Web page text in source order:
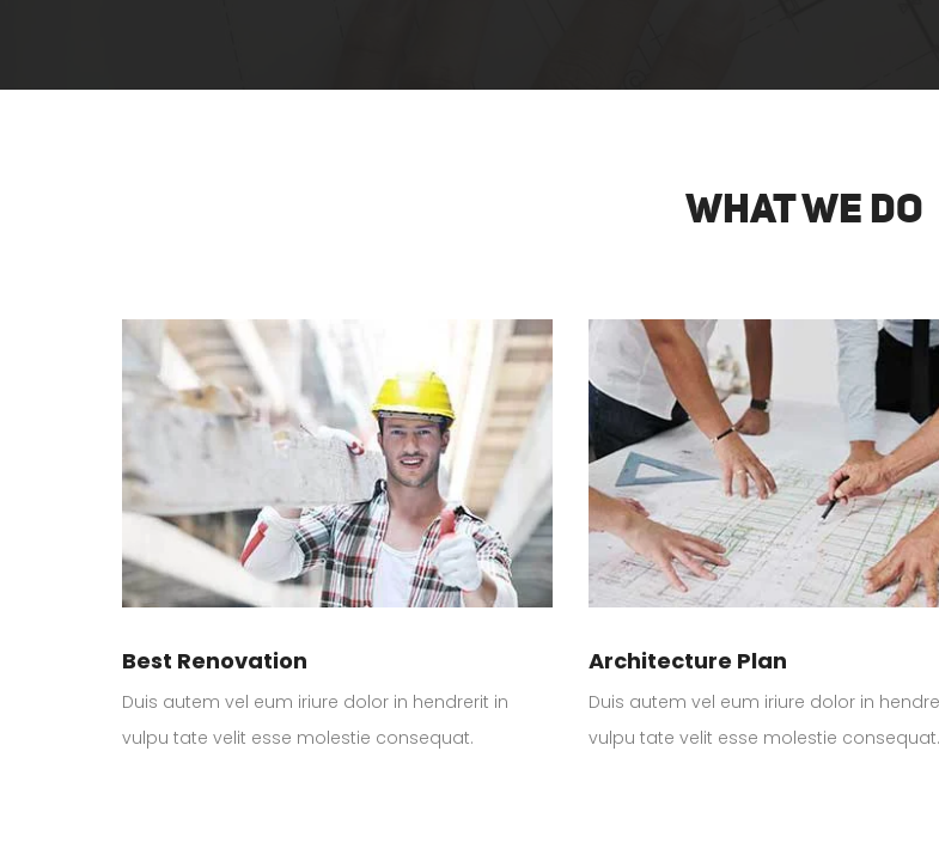
What we do
Best Renovation
Duis autem vel eum iriure dolor in hendrerit in
vulpu tate velit esse molestie consequat.
Architecture Plan
Duis autem vel eum iriure dolor in
vulpu tate velit esse molestie consequat.